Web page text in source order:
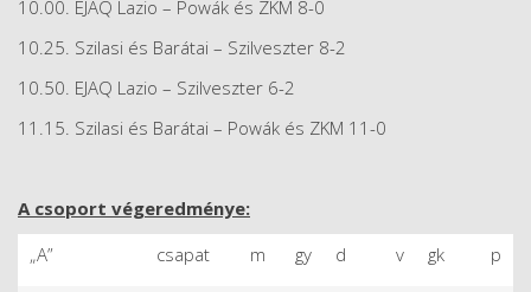
10.00. EJAQ Lazio – Powák és ZKM 8-0
10.25. Szilasi és Barátai – Szilveszter 8-2
10.50. EJAQ Lazio – Szilveszter 6-2
11.15. Szilasi és Barátai – Powák és ZKM 11-0
A csoport végeredménye:
„A”
csapat m gy d v gk p